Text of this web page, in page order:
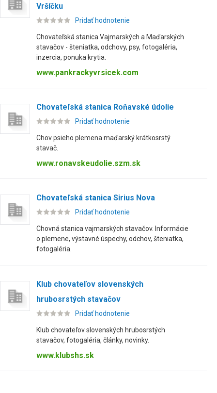
Vršíčku
Pridať hodnotenie
Chovateľská stanica Vajmarských a Maďarských
stavačov - šteniatka, odchovy, psy, fotogaléria,
inzercia, ponuka krytia.
www.pankrackyvrsicek.com
Chovateľská stanica Roňavské údolie
Pridať hodnotenie
Chov psieho plemena maďarský krátkosrstý
stavač.
www.ronavskeudolie.szm.sk
Chovateľská stanica Sirius Nova
Pridať hodnotenie
Chovná stanica vajmarských stavačov. Informácie
o plemene, výstavné úspechy, odchov, šteniatka,
fotogaléria.
Klub chovateľov slovenských
hrubosrstých stavačov
Pridať hodnotenie
Klub chovateľov slovenských hrubosrstých
stavačov, fotogaléria, články, novinky.
www.klubshs.sk